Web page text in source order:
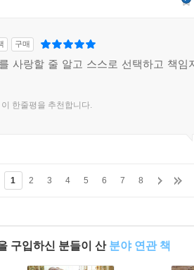
구매
사랑할 줄 알고 스스로 선택하고 책임
이 한줄평을 추천합니다.
1 2 3 4 5 6 7 8
구입하신 분들이 산 분야 연관 책